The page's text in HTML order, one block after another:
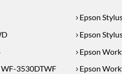
Epson
Epson
Epson
3530DTWF
Epson